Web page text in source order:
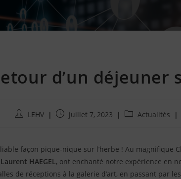
d’un déjeuner
Auteur/autrice
publication
LEHV
Publication
juillet 7, 2023
Post Actualités
façon pique-nique sur l’herbe ! Au
HAEGEL, ont enchanté notre expérience en
de réceptions à la galerie d’art, en passant par